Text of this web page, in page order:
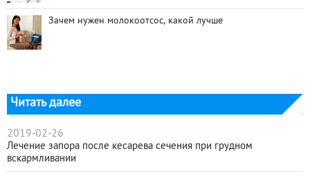
Зачем нужен молокоотсос, какой лучше
Читать далее
2019-02-26
Лечение запора после кесарева сечения при грудном
вскармливании